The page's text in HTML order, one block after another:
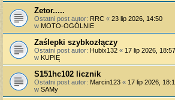
Zetor.....
Ostatni post autor: RRC « 23 lip 2026, 14:50
w MOTO-OGÓLNIE
Zaślepki szybkozłączy
Ostatni post autor: Hubix132 « 17 lip 2026, 18:57
w KUPIĘ
S151hc102 licznik
Ostatni post autor: Marcin123 « 17 lip 2026,
w SAMy